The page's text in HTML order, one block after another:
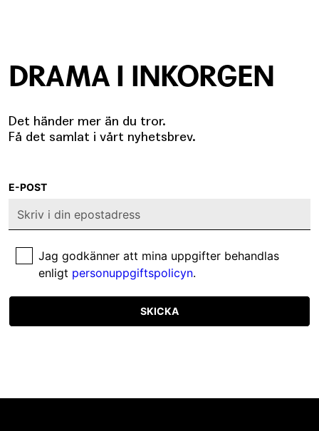
DRAMA I INKORGEN
Det händer mer än du tror.
Få det samlat i vårt nyhetsbrev.
E-POST
Jag godkänner att mina uppgifter behandlas
enligt personuppgiftspolicyn.
SKICKA